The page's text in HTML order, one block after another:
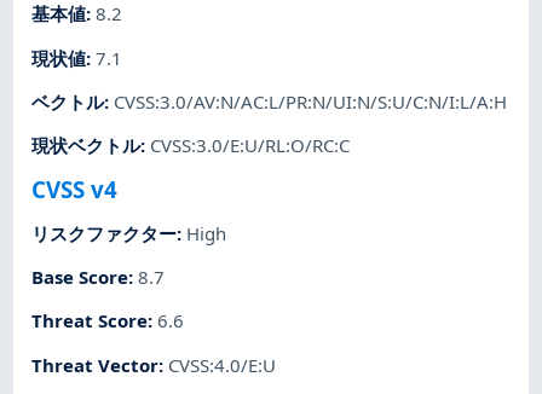
基本値:8.2
現状値:7.1
ベクトル: CVSS:3.0/AV:N/AC:L/PR:N/UI:N/S:U/C:N/I:L/A:H
現状ベクトル: CVSS:3.0/E:U/RL:O/RC:C
CVSS v4
リスクファクター: High
Base Score:8.7
Threat Score:6.6
Threat Vector: CVSS:4.0/E:U